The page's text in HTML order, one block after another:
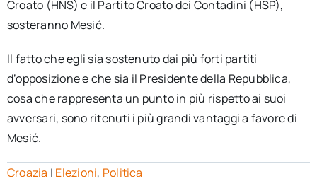
Croato (HNS) e il Partito Croato dei Contadini (HSP),
sosteranno Mesić.
Il fatto che egli sia sostenuto dai più forti partiti
d’opposizione e che sia il Presidente della Repubblica,
cosa che rappresenta un punto in più rispetto ai suoi
avversari, sono ritenuti i più grandi vantaggi a favore di
Mesić.
Croazia | Elezioni, Politica